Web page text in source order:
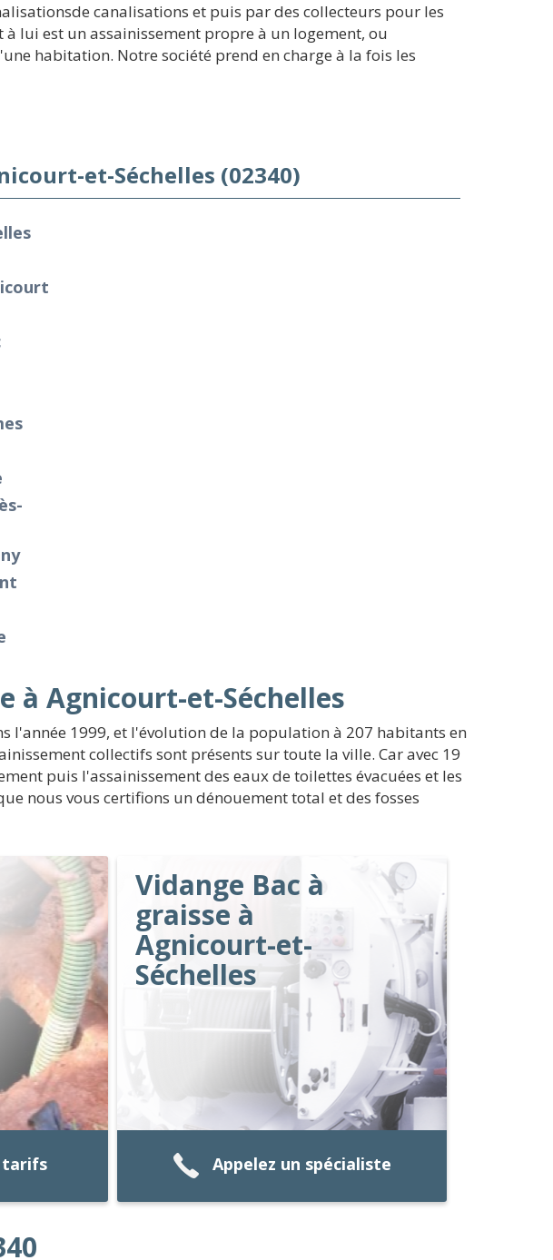
canalisations et puis par des collecteurs pour les
lui est un assainissement propre à un logement, ou
habitation. Notre société prend en charge à la fois les
et-Séchelles (02340)
à Agnicourt-et-Séchelles
l'année 1999, et l'évolution de la population à 207 habitants en
collectifs sont présents sur toute la ville. Car avec 19
puis l'assainissement des eaux de toilettes évacuées et les
nous vous certifions un dénouement total et des fosses
tarifs
Vidange Bac à
graisse à
Agnicourt-et-
Séchelles
Appelez un spécialiste